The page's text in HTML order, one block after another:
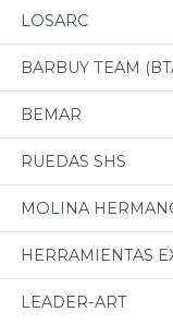
LOSARC
BARBUY TEAM
BEMAR
RUEDAS SHS
MOLINA
HERRAMIENTAS
LEADER-ART